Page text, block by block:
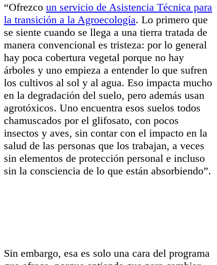
“Ofrezco un servicio de Asistencia Técnica para
la transición a la Agroecología. Lo primero que
se siente cuando se llega a una tierra tratada de
manera convencional es tristeza: por lo general
hay poca cobertura vegetal porque no hay
árboles y uno empieza a entender lo que sufren
los cultivos al sol y al agua. Eso impacta mucho
en la degradación del suelo, pero además usan
agrotóxicos. Uno encuentra esos suelos todos
chamuscados por el glifosato, con pocos
insectos y aves, sin contar con el impacto en la
salud de las personas que los trabajan, a veces
sin elementos de protección personal e incluso
sin la consciencia de lo que están absorbiendo”.
Sin embargo, esa es solo una cara del programa